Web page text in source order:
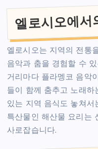
엘로시오에서
엘로시오는 지역의 전통
음악과 춤을 경험할 수
거리마다 플라멩코 음악
들이 함께 춤추고 노래하
있는 지역 음식도 놓쳐서
특산물인 해산물 요리는
사로잡습니다.